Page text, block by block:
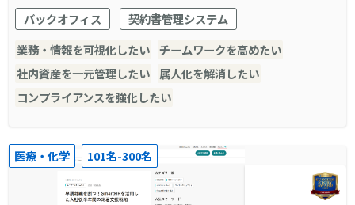
バックオフィス
契約書管理システム
業務・情報を可視化したい チームワークを高めたい
社内資産を一元管理したい 属人化を解消したい
コンプライアンスを強化したい
医療・化学 101名-300名